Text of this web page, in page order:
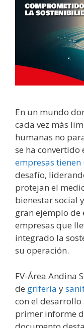
En un mundo
cada vez más
humanas no
se ha
empresas
desafío,
protejan el
bienestar social
gran ejemplo de
empresas que
integrado la
su operación.
FV-Área Andina
de grifería y
con el desarrollo
primer informe